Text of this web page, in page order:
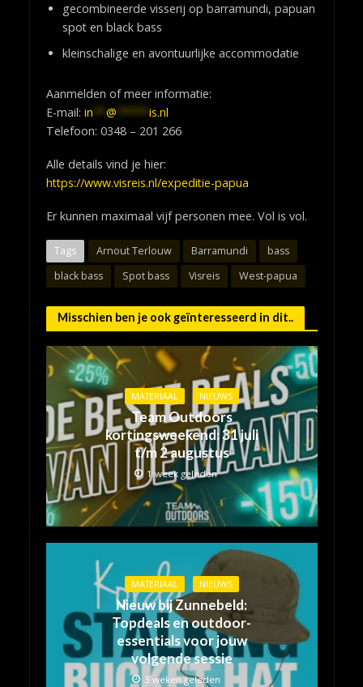
gecombineerde visserij op barramundi, papuan
spot en black bass
kleinschalige en avontuurlijke accommodatie
Aanmelden of meer informatie:
E-mail: in ** @ ***** is.nl
Telefoon: 0348 – 201 266
Alle details vind je hier:
https://www.visreis.nl/expeditie-papua
Er kunnen maximaal vijf personen mee. Vol is vol.
Tags Arnout Terlouw Barramundi
bass
black bass
Spot bass Visreis West-papua
Misschien ben je ook geïnteresseerd in dit..
MATERIAAL NIEUWS
Team Outdoors
kortingsweekend: 31 juli
t/m 2 augustus
1 week geleden
MATERIAAL NIEUWS
Nieuw bij Zunnebeld:
Topdeals en outdoor-
essentials voor jouw
volgende sessie
3 weken geleden